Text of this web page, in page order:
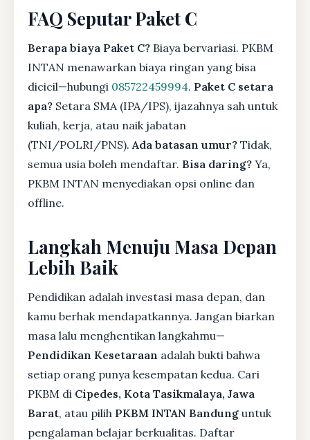
FAQ Seputar Paket C
Berapa biaya Paket C? Biaya bervariasi. PKBM
INTAN menawarkan biaya ringan yang bisa
dicicil—hubungi 085722459994. Paket C setara
apa? Setara SMA (IPA/IPS), ijazahnya sah untuk
kuliah, kerja, atau naik jabatan
(TNI/POLRI/PNS).Ada batasan umur? Tidak,
semua usia boleh mendaftar. Bisa daring? Ya,
PKBM INTAN menyediakan opsi online dan
offline.
Langkah Menuju Masa Depan
Lebih Baik
Pendidikan adalah investasi masa depan, dan
kamu berhak mendapatkannya. Jangan biarkan
masa lalu menghentikan langkahmu—
Pendidikan Kesetaraan adalah bukti bahwa
setiap orang punya kesempatan kedua. Cari
PKBM di Cipedes, Kota Tasikmalaya, Jawa
Barat, atau pilih PKBM INTAN Bandung untuk
pengalaman belajar berkualitas. Daftar